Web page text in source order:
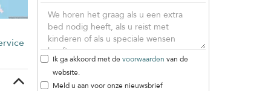
Ik ga akkoord met de voorwaarden van de
website.
Meld u aan voor onze nieuwsbrief